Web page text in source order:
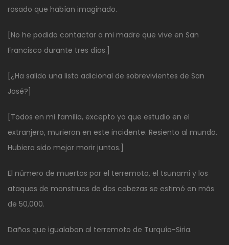
rosado que habían imaginado.
[No he podido contactar a mi madre que vive en San
Francisco durante tres días.]
[¿Ha salido una lista adicional de sobrevivientes de San
José?]
[Todos en mi familia, excepto yo que estudio en el
extranjero, murieron en este incidente. Resiento al mundo.
Hubiera sido mejor morir juntos.]
El número de muertos por el terremoto, el tsunami y los
ataques de monstruos de dos cabezas se estimó en más
de 50,000.
Daños que igualaban al terremoto de Turquía-Siria.